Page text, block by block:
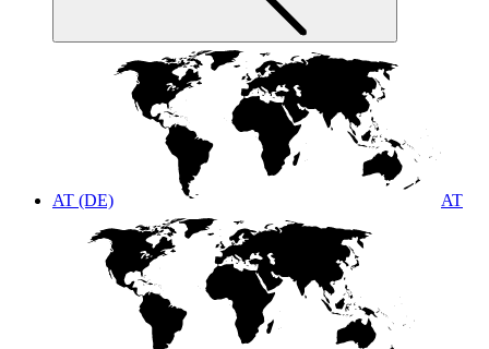
AT (DE) AT